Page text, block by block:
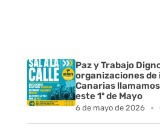
Paz y Trabajo
organizaciones de
Canarias
este 1º de Mayo
6 de mayo de 2026